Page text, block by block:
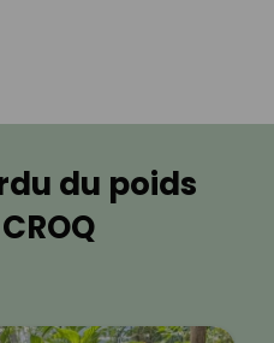
du poids